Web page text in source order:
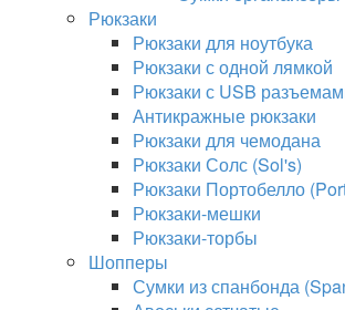
Рюкзаки
Рюкзаки для ноутбука
Рюкзаки с одной лямкой
Рюкзаки с USB
Антикражные рюкзаки
Рюкзаки для чемодана
Рюкзаки Солс (Sol's)
Рюкзаки Портобелло
Рюкзаки-мешки
Рюкзаки-торбы
Шопперы
Сумки из спанбонда